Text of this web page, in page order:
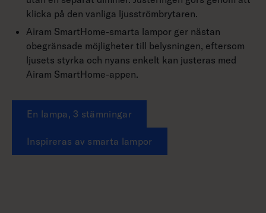
klicka på den vanliga ljusströmbrytaren.
Airam SmartHome-smarta lampor ger nästan
obegränsade möjligheter till belysningen, eftersom
ljusets styrka och nyans enkelt kan justeras med
Airam SmartHome-appen.
En lampa, 3 stämningar
Inspireras av smarta lampor